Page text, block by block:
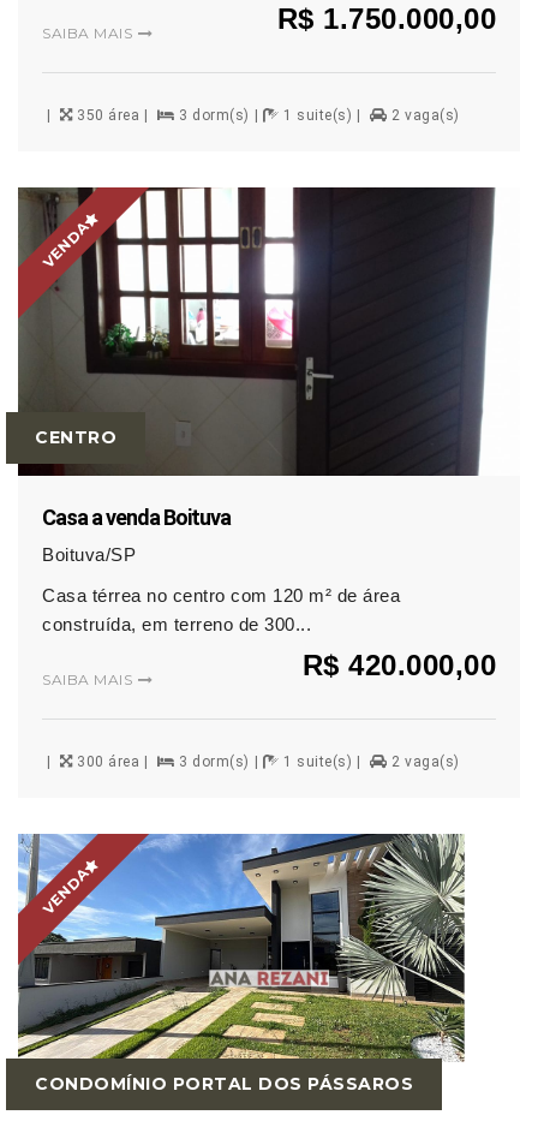
R$ 1.750.000,00
SAIBA MAIS
350 área 3 dorm(s) 1 suite(s) 2 vaga(s)
CENTRO
VENDA
Casa a venda Boituva
Boituva/SP
Casa térrea no centro com 120 m² de área
construída, em terreno de 300...
R$ 420.000,00
SAIBA MAIS
300 área 3 dorm(s) 1 suite(s) 2 vaga(s)
CONDOMÍNIO PORTAL DOS PÁSSAROS
VENDA